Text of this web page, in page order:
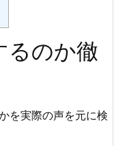
るのか徹
を実際の声を元に検